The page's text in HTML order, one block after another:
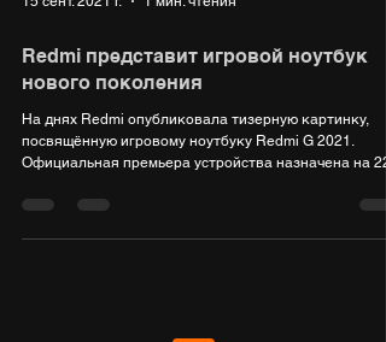
15 сент. 2021 г. 1 мин. чтения
нового поколения
На днях Redmi опубликовала тизерную картинку,
Официальная премьера устройства назначена на